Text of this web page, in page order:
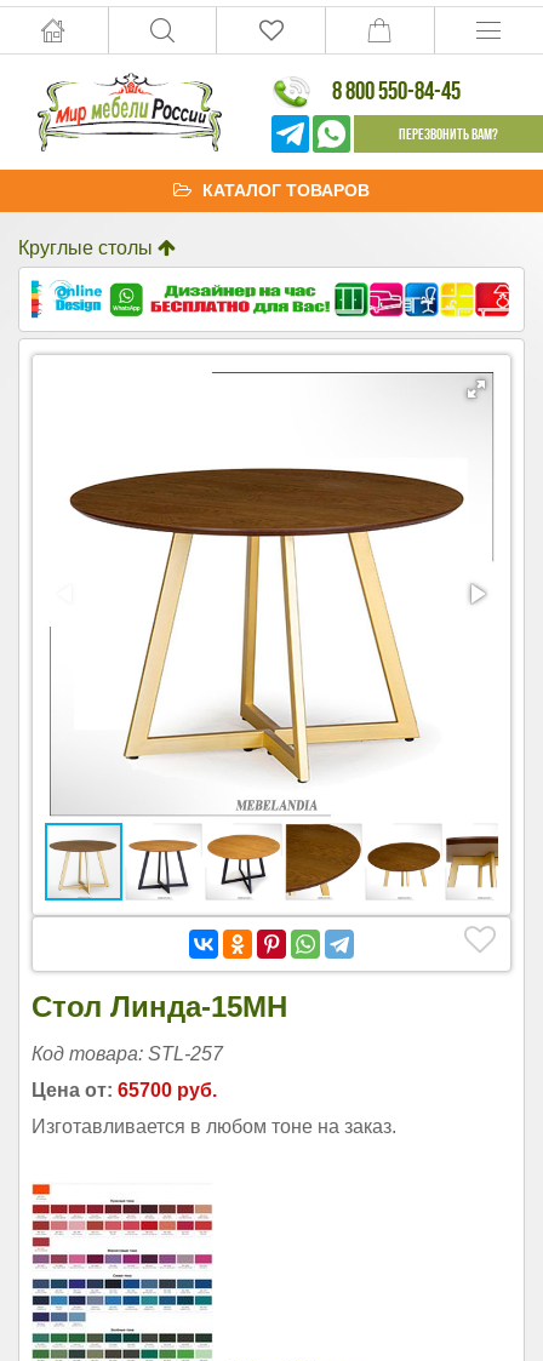
8 800 550-84-45
Перезвонить Вам?
КАТАЛОГ ТОВАРОВ
Круглые столы
Стол Линда-15МН
Код товара: STL-257
Цена от: 65700 руб.
Изготавливается в любом тоне на заказ.